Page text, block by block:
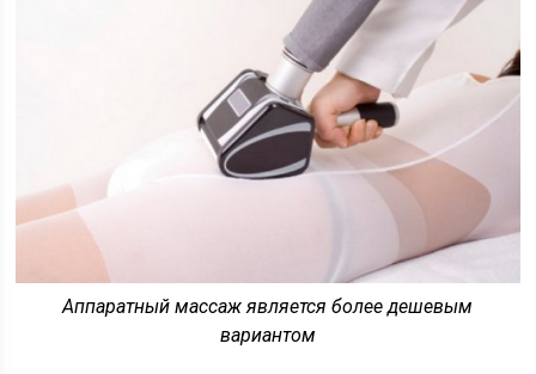
Аппаратный массаж является более дешевым
вариантом